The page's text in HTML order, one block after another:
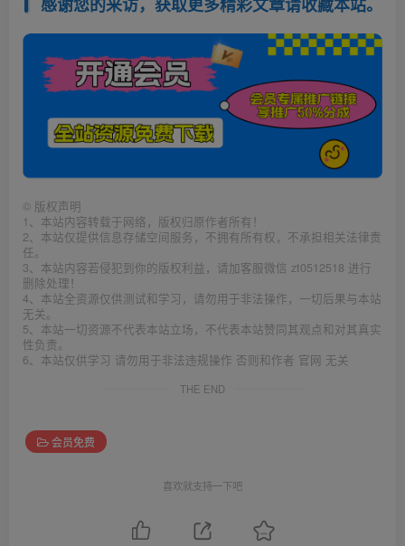
© 版权声明
1、本站内容转载于网络，版权归原作者所有！
2、本站仅提供信息存储空间服务，不拥有所有权，不承担相关法律责
任。
3、本站内容若侵犯到你的版权利益，请加客服微信 zt0512518 进行
删除处理！
4、本站全资源仅供测试和学习，请勿用于非法操作，一切后果与本站
无关。
5、本站一切资源不代表本站立场，不代表本站赞同其观点和对其真实
性负责。
6、本站仅供学习 请勿用于非法违规操作 否则和作者 官网 无关
THE END
会员免费
喜欢就支持一下吧